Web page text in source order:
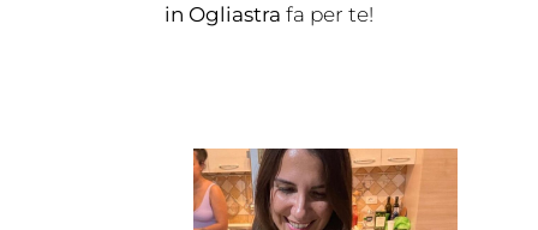
in Ogliastra fa per te!